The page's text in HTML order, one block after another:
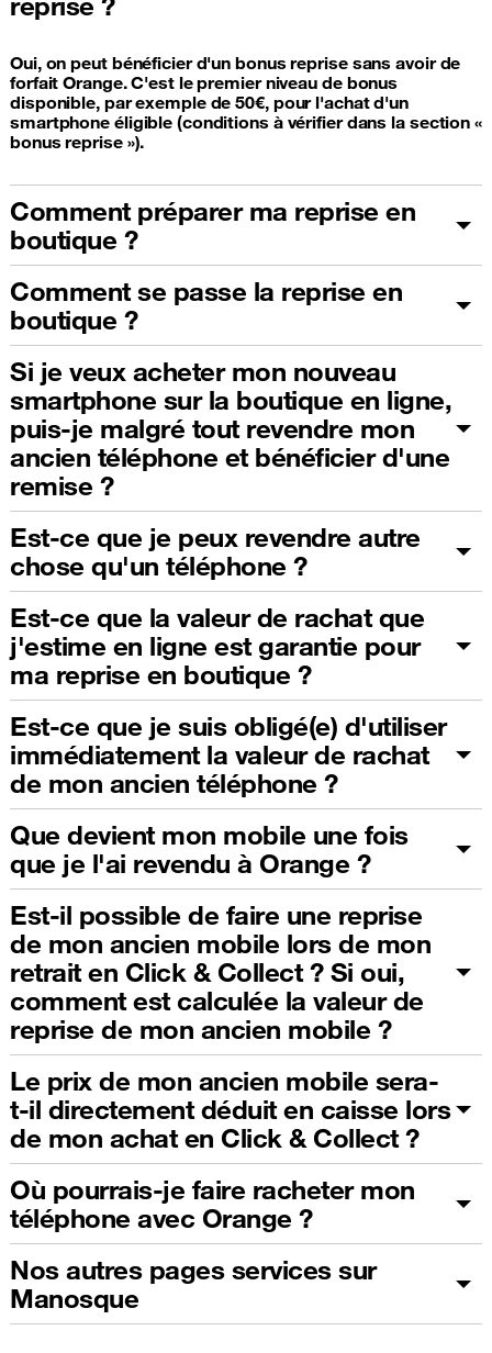
Oui, on peut bénéficier d'un bonus reprise sans avoir de
forfait Orange. C'est le premier niveau de bonus
disponible, par exemple de 50€, pour l'achat d'un
smartphone éligible (conditions à vérifier dans la section «
bonus reprise »).
Comment préparer ma reprise en
boutique ?
Comment se passe la reprise en
boutique ?
Si je veux acheter mon nouveau
smartphone sur la boutique en ligne,
puis-je malgré tout revendre mon
ancien téléphone et bénéficier d'une
remise ?
Est-ce que je peux revendre autre
chose qu'un téléphone ?
Est-ce que la valeur de rachat que
j'estime en ligne est garantie pour
ma reprise en boutique ?
Est-ce que je suis obligé(e) d'utiliser
immédiatement la valeur de rachat
de mon ancien téléphone ?
Que devient mon mobile une fois
que je l'ai revendu à Orange ?
Est-il possible de faire une reprise
de mon ancien mobile lors de mon
retrait en Click & Collect ? Si oui,
comment est calculée la valeur de
reprise de mon ancien mobile ?
Le prix de mon ancien mobile sera-
t-il directement déduit en caisse lors
de mon achat en Click & Collect ?
Où pourrais-je faire racheter mon
téléphone avec Orange ?
Nos autres pages services sur
Manosque